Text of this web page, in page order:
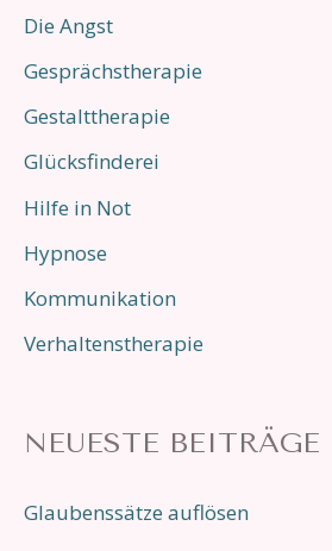
a
c
Die Angst
Gesprächstherapie
Gestalttherapie
Glücksfinderei
Hilfe in Not
Hypnose
Kommunikation
Verhaltenstherapie
NEUESTE BEITRÄGE
Glaubenssätze auflösen